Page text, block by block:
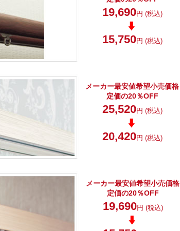
19,690円 (税込)
15,750円 (税込)
メーカー最安値希望小売価格
定価の20％OFF
25,520円 (税込)
20,420円 (税込)
メーカー最安値希望小売価格
定価の20％OFF
19,690円 (税込)